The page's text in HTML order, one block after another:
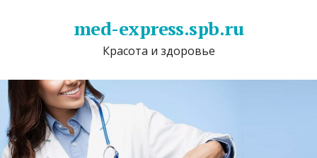
med-express.spb.ru
Красота и здоровье